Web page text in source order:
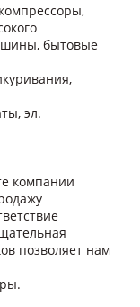
бытовые
эл.
компании
позволяет нам